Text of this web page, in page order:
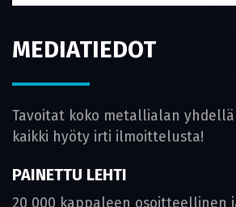
MEDIATIEDOT
Tavoitat koko metallialan
kaikki hyöty irti ilmoittelusta!
PAINETTU LEHTI